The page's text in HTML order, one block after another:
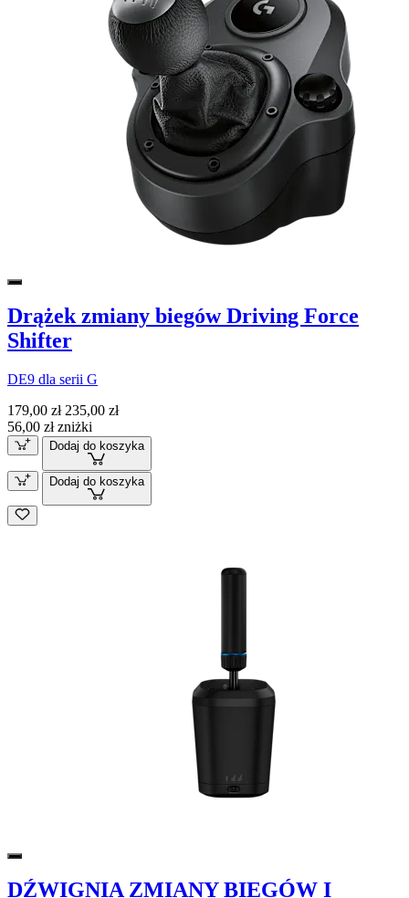
Drążek zmiany biegów Driving Force
Shifter
DE9 dla serii G
179,00 zł 235,00 zł
56,00 zł zniżki
Dodaj do koszyka
Dodaj do koszyka
DŹWIGNIA ZMIANY BIEGÓW I